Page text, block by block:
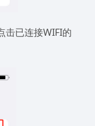
击已连接WIFI的